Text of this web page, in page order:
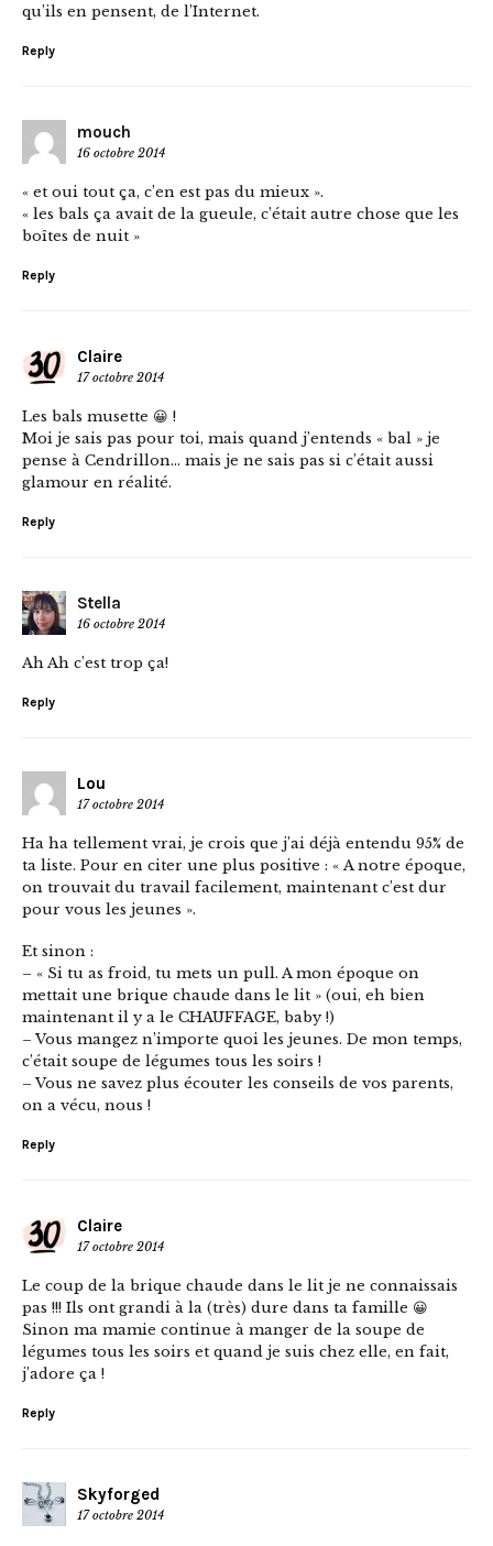
qu’ils en pensent, de l’Internet.
Reply
mouch
16 octobre 2014
« et oui tout ça, c’en est pas du mieux ».
« les bals ça avait de la gueule, c’était autre chose que les
boîtes de nuit »
Reply
Claire
17 octobre 2014
Les bals musette 😀 !
Moi je sais pas pour toi, mais quand j’entends « bal » je
pense à Cendrillon… mais je ne sais pas si c’était aussi
glamour en réalité.
Reply
Stella
16 octobre 2014
Ah Ah c’est trop ça!
Reply
Lou
17 octobre 2014
Ha ha tellement vrai, je crois que j’ai déjà entendu 95% de
ta liste. Pour en citer une plus positive : « A notre époque,
on trouvait du travail facilement, maintenant c’est dur
pour vous les jeunes ».
Et sinon :
– « Si tu as froid, tu mets un pull. A mon époque on
mettait une brique chaude dans le lit » (oui, eh bien
maintenant il y a le CHAUFFAGE, baby !)
– Vous mangez n’importe quoi les jeunes. De mon temps,
c’était soupe de légumes tous les soirs !
– Vous ne savez plus écouter les conseils de vos parents,
on a vécu, nous !
Reply
Claire
17 octobre 2014
Le coup de la brique chaude dans le lit je ne connaissais
pas !!! Ils ont grandi à la (très) dure dans ta famille 😀
Sinon ma mamie continue à manger de la soupe de
légumes tous les soirs et quand je suis chez elle, en fait,
j’adore ça !
Reply
Skyforged
17 octobre 2014